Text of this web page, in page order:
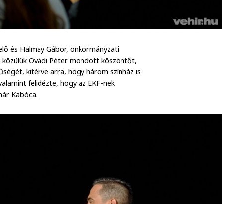
és Halmay Gábor, önkormányzati
Ovádi Péter mondott köszöntőt,
kitérve arra, hogy három színház is
felidézte, hogy az EKF-nek
Kabóca.